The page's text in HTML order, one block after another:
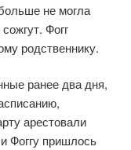
не могла
Фогг
родственнику.
ранее два дня,
арестовали
Фоггу пришлось